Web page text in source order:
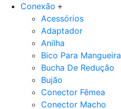
Conexão
Acessórios
Adaptador
Anilha
Bico Para Mangueira
Bucha De Redução
Bujão
Conector Fêmea
Conector Macho